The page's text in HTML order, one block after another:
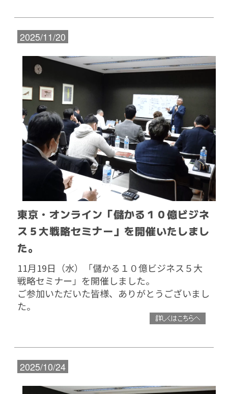
2025/11/20
東京・オンライン「儲かる１０億ビジネ
ス５大戦略セミナー」を開催いたしまし
た。
11月19日（水）「儲かる１０億ビジネス５大
戦略セミナー」を開催しました。
ご参加いただいた皆様、ありがとうございまし
た。
2025/10/24